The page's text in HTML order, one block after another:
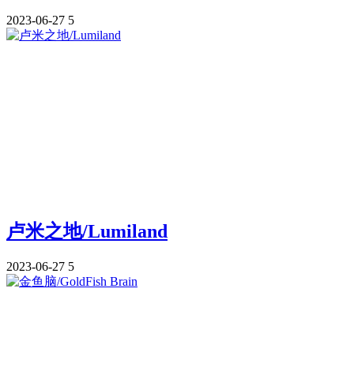
2023-06-27 5
卢米之地/Lumiland
2023-06-27 5